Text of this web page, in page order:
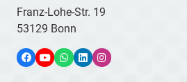
Franz-Lohe-Str. 19
53129 Bonn
FacebookYouTubeWhatsApp
LinkedInInstagram